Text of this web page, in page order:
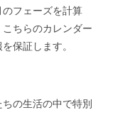
フェーズを計算
ちらのカレンダー
保証します。
の生活の中で特別